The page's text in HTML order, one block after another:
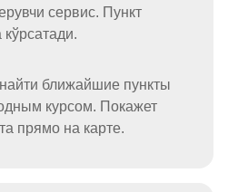
сервис. Пункт
ближайшие пункты
курсом. Покажет
прямо на карте.